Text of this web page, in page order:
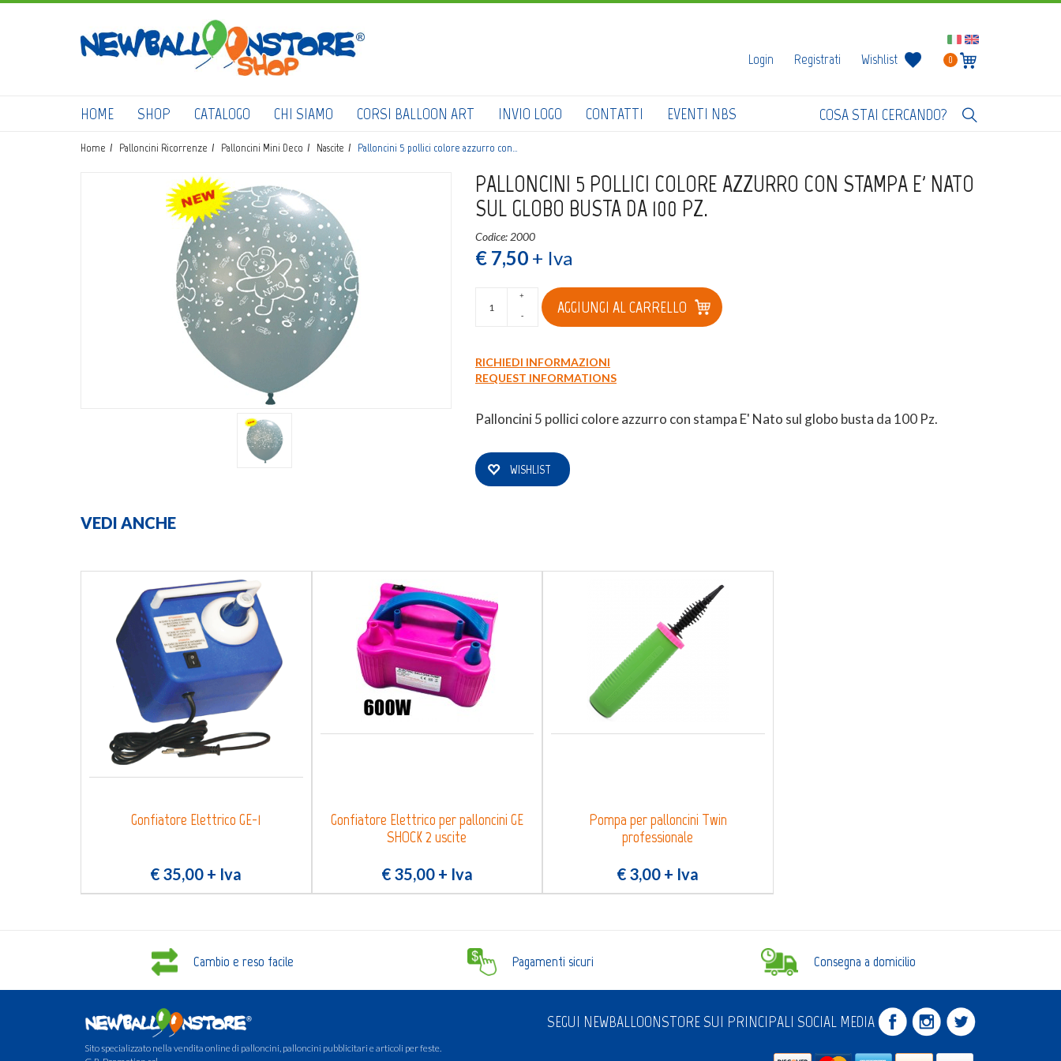
CATALOGO
CHI SIAMO
CORSI BALLOON ART
INVIO LOGO
CONTATTI
0
Login Registrati Wishlist 0
HOME SHOP CATALOGO CHI SIAMO CORSI BALLOON ART INVIO LOGO CONTATTI EVENTI NBS
Home Palloncini Ricorrenze Palloncini Mini Deco Nascite Palloncini 5 pollici colore azzurro con…
PALLONCINI 5 POLLICI COLORE AZZURRO CON STAMPA E' NATO
SUL GLOBO BUSTA DA 100 PZ.
Codice: 2000
€ 7,50 + Iva
+
- AGGIUNGI AL CARRELLO
RICHIEDI INFORMAZIONI
REQUEST INFORMATIONS
Palloncini 5 pollici colore azzurro con stampa E' Nato sul globo busta da 100 Pz.
WISHLIST
VEDI ANCHE
Gonfiatore Elettrico GE-1
€ 35,00 + Iva
Gonfiatore Elettrico per palloncini GE
SHOCK 2 uscite
€ 35,00+ Iva
Pompa per palloncini Twin
professionale
€ 3,00 + Iva
Cambio e reso facile Pagamenti sicuri Consegna a domicilio
Sito specializzato nella vendita online di palloncini, palloncini pubblicitari e articoli per feste.
SEGUI NEWBALLOONSTORE SUI PRINCIPALI SOCIAL MEDIA